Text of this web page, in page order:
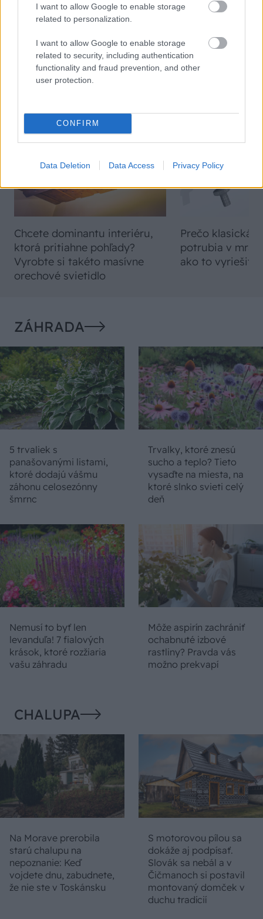
I want to allow Google to enable storage
related to personalization.
I want to allow Google to enable storage
related to security, including authentication
functionality and fraud prevention, and other
user protection.
CONFIRM
Data Deletion Data Access Privacy Policy
KOMENTÁRE
VIDEO
Chcete dominantu interiéru,
ktorá pritiahne pohľady?
Vyrobte si takéto masívne
orechové svietidlo
Prečo klasická
potrubia v
ako to vyriešiť
ZÁHRADA
5 trvaliek s
panašovanými listami,
ktoré dodajú vášmu
záhonu celosezónny
šmrnc
Trvalky, ktoré znesú
sucho a teplo? Tieto
vysaďte na miesta, na
ktoré slnko svieti celý
deň
Nemusí to byť len
levanduľa! 7 fialových
krások, ktoré rozžiaria
vašu záhradu
Môže aspirín zachrániť
ochabnuté izbové
rastliny? Pravda vás
možno prekvapí
CHALUPA
Na Morave prerobila
starú chalupu na
nepoznanie: Keď
vojdete dnu, zabudnete,
že nie ste v Toskánsku
S motorovou pílou sa
dokáže aj podpísať.
Slovák sa nebál a v
Čičmanoch si postavil
montovaný domček v
duchu tradícií